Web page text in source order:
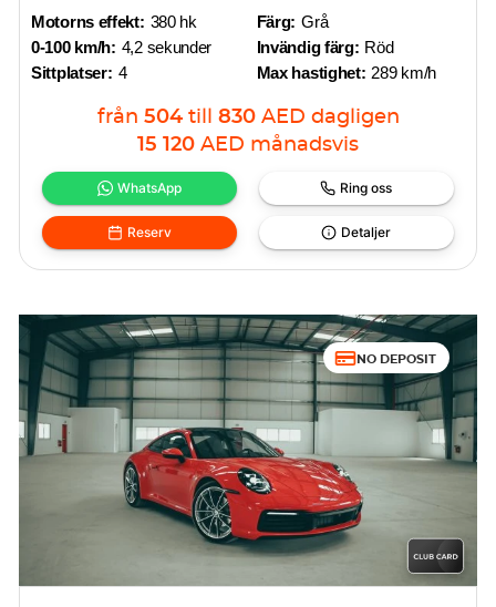
Motorns effekt: 380 hk
0-100 km/h: 4,2 sekunder
Sittplatser: 4
Färg: Grå
Invändig färg: Röd
Max hastighet: 289 km/h
från 504 till 830 AED dagligen
15 120 AED månadsvis
WhatsApp Ring oss
Reserv Detaljer
NO DEPOSIT